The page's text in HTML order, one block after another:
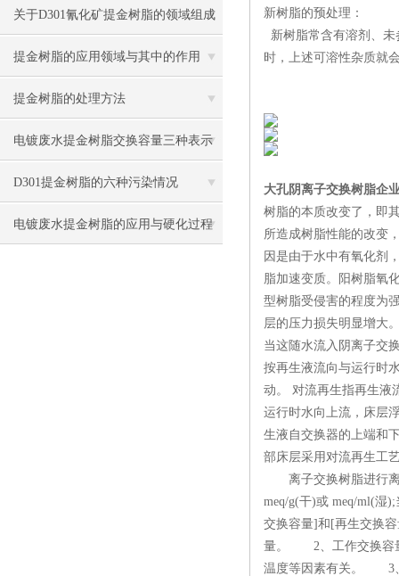
用合适双室浮动床结构
关于D301氰化矿提金树脂的领域组成
提金树脂的应用领域与其中的作用
提金树脂的处理方法
电镀废水提金树脂交换容量三种表示
方式
D301提金树脂的六种污染情况
电镀废水提金树脂的应用与硬化过程
新树脂的预处理：
新树脂常含有溶剂、
时，上述可溶性杂质就
大孔阴离子交换树脂企
树脂的本质改变了，即
所造成树脂性能的改
因是由于水中有氧化剂
脂加速变质。阳树脂氧
型树脂受侵害的程度为
层的压力损失明显增大
当这随水流入阴离子
按再生液流向与运行时
动。 对流再生指再生
运行时水向上流，床层
生液自交换器的上端和
部床层采用对流再生工
离子交换树脂进行离
meq/g(干)或 meq/ml(湿
交换容量]和[再生交换
量。 2、工作交换容量
温度等因素有关。 3、